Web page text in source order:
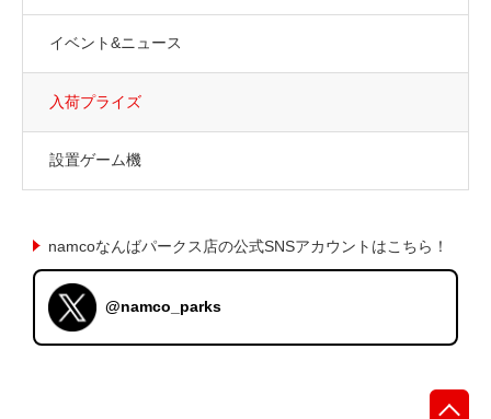
イベント&ニュース
入荷プライズ
設置ゲーム機
namcoなんばパークス店の公式SNSアカウントはこちら！
@namco_parks